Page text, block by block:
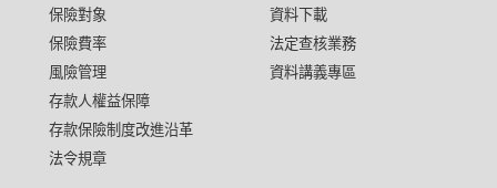
保險對象
保險費率
風險管理
存款人權益保障
存款保險制度改進沿革
法令規章
資料下載
法定查核業務
資料講義專區